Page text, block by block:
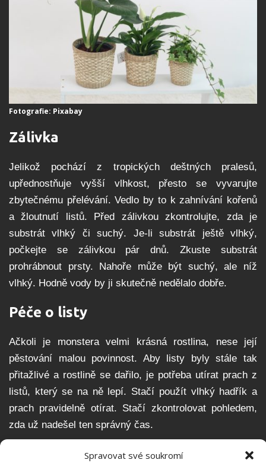
Spravovat své soukromí
Fotografie: Pixabay
Zálivka
Jelikož pochází z tropických deštných pralesů,
upřednostňuje vyšší vlhkost, přesto se vyvarujte
zbytečnému přelévání. Vedlo by to k zahnívání kořenů
a žloutnutí listů. Před zálivkou zkontrolujte, zda je
substrát vlhký či suchý. Je-li substrát ještě vlhký,
počkejte se zálivkou pár dnů. Zkuste substrát
prohrábnout prsty. Nahoře může být suchý, ale níž
vlhký. Hodně vody by ji skutečně nedělalo dobře.
Péče o listy
Ačkoli je monstera velmi krásná rostlina, nese její
pěstování malou povinnost. Aby listy byly stále tak
přitažlivé a rostlině se dařilo, je potřeba utírat prach z
listů, který se na ně lepí. Stačí použít vlhký hadřík a
prach pravidelně otírat. Stačí zkontrolovat pohledem,
zda už nadešel ten správný čas.